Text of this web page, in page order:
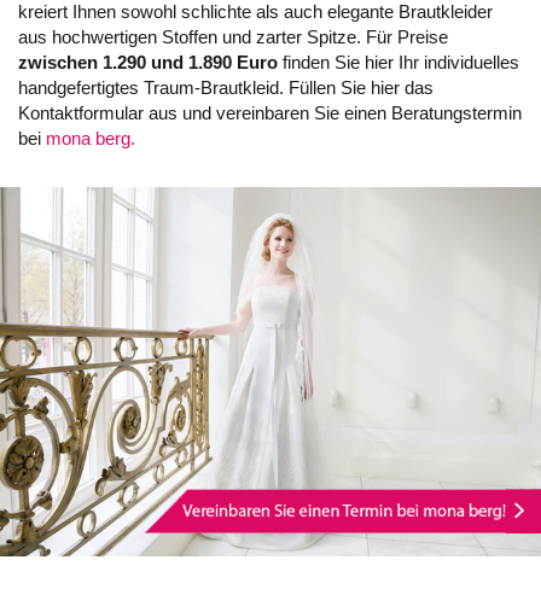
kreiert Ihnen sowohl schlichte als auch elegante Brautkleider
aus hochwertigen Stoffen und zarter Spitze. Für Preise
zwischen 1.290 und 1.890 Euro finden Sie hier Ihr individuelles
handgefertigtes Traum-Brautkleid. Füllen Sie hier das
Kontaktformular aus und vereinbaren Sie einen Beratungstermin
bei mona berg.